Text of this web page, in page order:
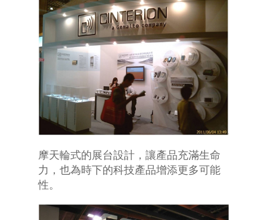
摩天輪式的展台設計，讓產品充滿生命
力，也為時下的科技產品增添更多可能
性。